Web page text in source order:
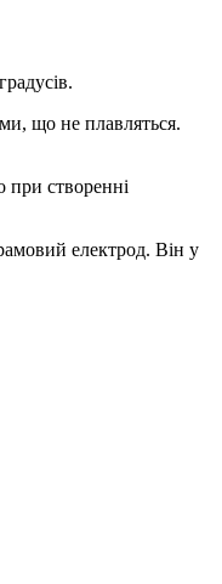
що не плавляться.
при створенні
електрод. Він у